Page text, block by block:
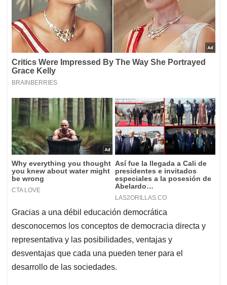
Gracias a una débil educación democrática
desconocemos los conceptos de democracia directa y
representativa y las posibilidades, ventajas y
desventajas que cada una pueden tener para el
desarrollo de las sociedades.